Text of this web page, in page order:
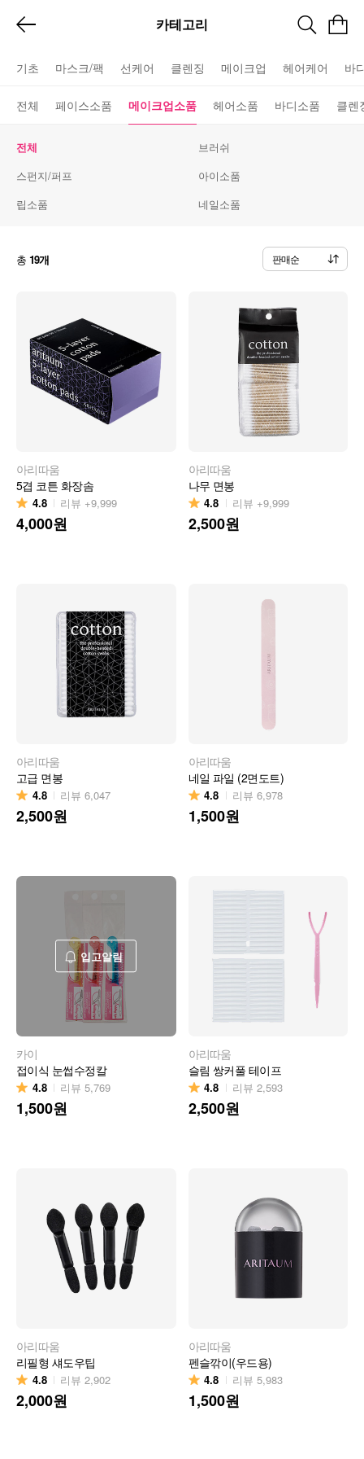
카테고리
기초 마스크/팩 선케어 클렌징 메이크업 헤어케어 바
전체 페이스소품 메이크업소품 헤어소품 바디소품 클렌
전체
브러쉬
스펀지/퍼프
아이소품
립소품
네일소품
총 19개 판매순
아리따움
5겹 코튼 화장솜
4.8 리뷰 +9,999
4,000원
아리따움
나무 면봉
4.8 리뷰 +9,999
2,500원
아리따움
고급 면봉
4.8 리뷰 6,047
2,500원
아리따움
네일 파일 (2면도트)
4.8 리뷰 6,978
1,500원
입고알림
카이
접이식 눈썹수정칼
4.8 리뷰 5,769
1,500원
아리따움
슬림 쌍커풀 테이프
4.8 리뷰 2,593
2,500원
아리따움
리필형 섀도우팁
4.8 리뷰 2,902
2,000원
아리따움
펜슬깎이(우드용)
4.8 리뷰 5,983
1,500원